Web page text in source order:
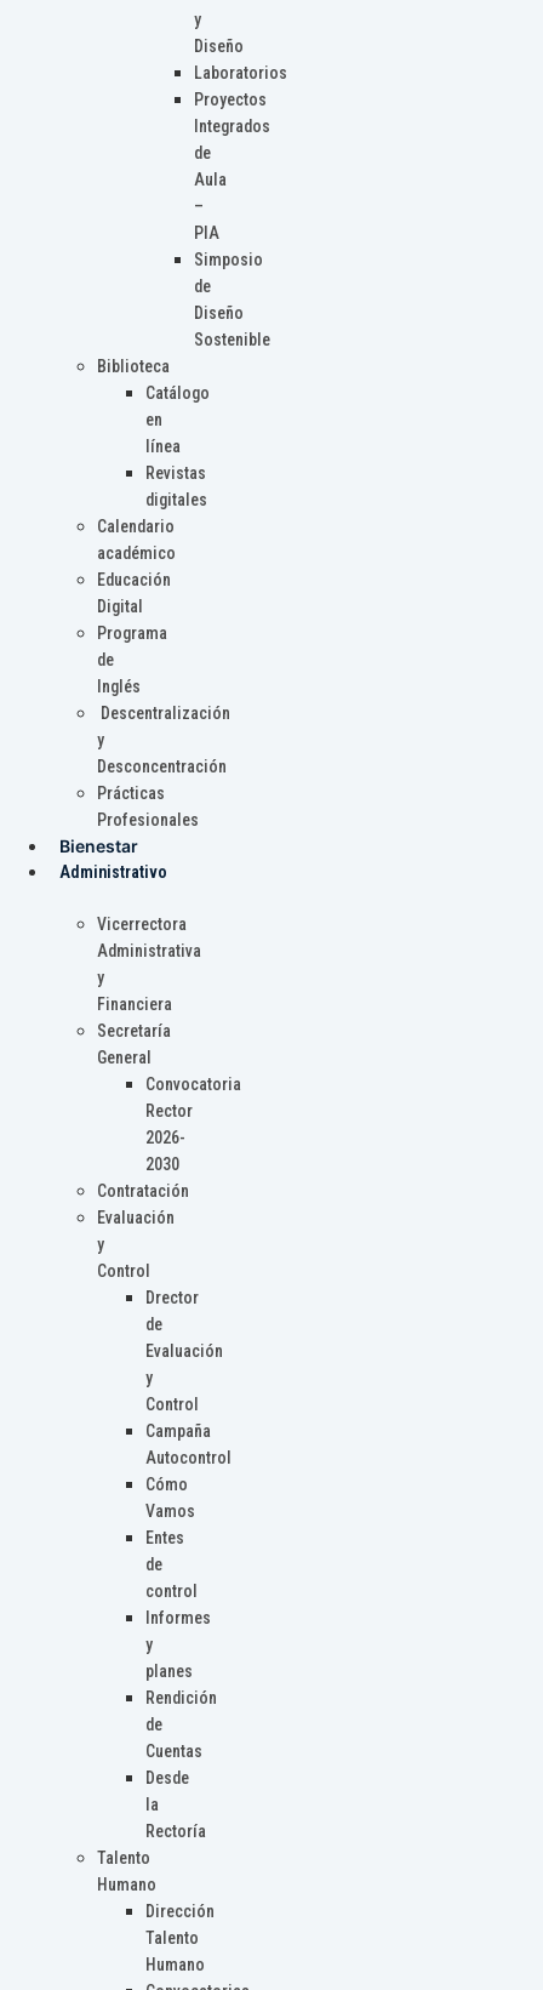
y
Diseño
Laboratorios
Proyectos
Integrados
de
Aula
–
PIA
Simposio
de
Diseño
Sostenible
Biblioteca
Catálogo
en
línea
Revistas
digitales
Calendario
académico
Educación
Digital
Programa
de
Inglés
Descentralización
y
Desconcentración
Prácticas
Profesionales
Bienestar
Administrativo
Vicerrectora
Administrativa
y
Financiera
Secretaría
General
Convocatoria
Rector
2026-
2030
Contratación
Evaluación
y
Control
Drector
de
Evaluación
y
Control
Campaña
Autocontrol
Cómo
Vamos
Entes
de
control
Informes
y
planes
Rendición
de
Cuentas
Desde
la
Rectoría
Talento
Humano
Dirección
Talento
Humano